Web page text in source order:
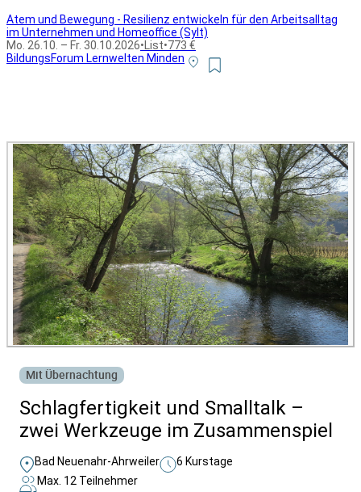
Atem und Bewegung - Resilienz entwickeln für den Arbeitsalltag
im Unternehmen und Homeoffice (Sylt)
Mo. 26.10. – Fr. 30.10.2026•List•773 €
BildungsForum Lernwelten Minden
Mit Übernachtung
Schlagfertigkeit und Smalltalk –
zwei Werkzeuge im Zusammenspiel
Bad Neuenahr-Ahrweiler
6 Kurstage
Max. 12 Teilnehmer